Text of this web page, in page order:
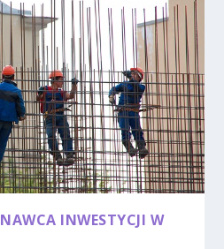
INWESTYCJI W